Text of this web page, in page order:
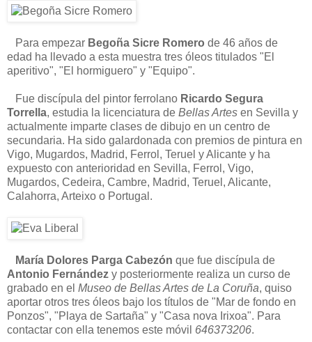
Para empezar Begoña Sicre Romero de 46 años de
edad ha llevado a esta muestra tres óleos titulados "El
aperitivo", "El hormiguero" y "Equipo".
Fue discípula del pintor ferrolano Ricardo Segura
Torrella, estudia la licenciatura de Bellas Artes en Sevilla y
actualmente imparte clases de dibujo en un centro de
secundaria. Ha sido galardonada con premios de pintura en
Vigo, Mugardos, Madrid, Ferrol, Teruel y Alicante y ha
expuesto con anterioridad en Sevilla, Ferrol, Vigo,
Mugardos, Cedeira, Cambre, Madrid, Teruel, Alicante,
Calahorra, Arteixo o Portugal.
María Dolores Parga Cabezón que fue discípula de
Antonio Fernández y posteriormente realiza un curso de
grabado en el Museo de Bellas Artes de La Coruña, quiso
aportar otros tres óleos bajo los títulos de "Mar de fondo en
Ponzos", "Playa de Sartaña" y "Casa nova Irixoa". Para
contactar con ella tenemos este móvil 646373206.